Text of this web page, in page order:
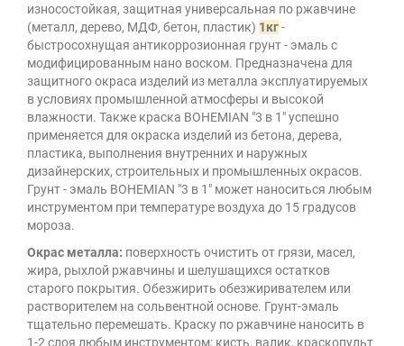
износостойкая, защитная универсальная по ржавчине
(металл, дерево, МДФ, бетон, пластик) 1кг-
быстросохнущая антикоррозионная грунт - эмаль с
модифицированным нано воском. Предназначена для
защитного окраса изделий из металла эксплуатируемых
в условиях промышленной атмосферы и высокой
влажности. Также краска BOHEMIAN "3 в 1" успешно
применяется для окраска изделий из бетона, дерева,
пластика, выполнения внутренних и наружных
дизайнерских, строительных и промышленных окрасов.
Грунт - эмаль BOHEMIAN "3 в 1" может наноситься любым
инструментом при температуре воздуха до 15 градусов
мороза.
Окрас металла: поверхность очистить от грязи, масел,
жира, рыхлой ржавчины и шелушащихся остатков
старого покрытия. Обезжирить обезжиривателем или
растворителем на сольвентной основе. Грунт-эмаль
тщательно перемешать. Краску по ржавчине наносить в
1-2 слоя любым инструментом: кисть, валик, краскопульт